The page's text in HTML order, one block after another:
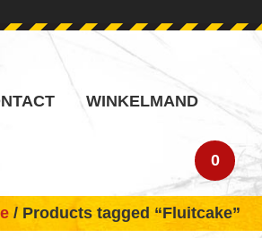
WINKELMAND
0
/ Products tagged “Fluitcake”